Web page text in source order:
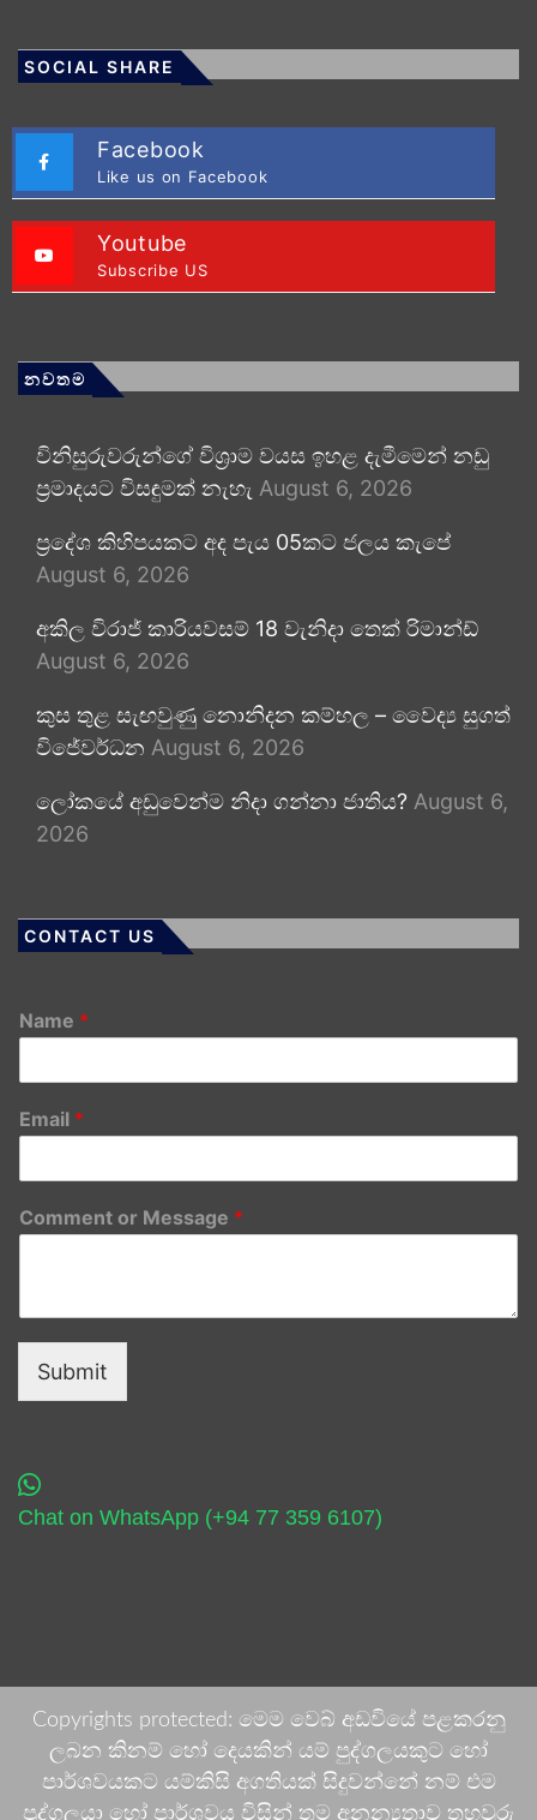
SOCIAL SHARE
Facebook
Like us on Facebook
Youtube
Subscribe US
නවතම
විනිසුරුවරුන්ගේ විශ්‍රාම වයස ඉහළ දැමීමෙන් නඩු
ප්‍රමාදයට විසඳුමක් නැහැ August 6, 2026
ප්‍රදේශ කිහිපයකට අද පැය 05කට ජලය කැපේ
August 6, 2026
අකිල විරාජ් කාරියවසම් 18 වැනිදා තෙක් රිමාන්ඩ්
August 6, 2026
කුස තුළ සැඟවුණු නොනිදන කම්හල – වෛද්‍ය සුගත්
විජේවර්ධන August 6, 2026
ලෝකයේ අඩුවෙන්ම නිදා ගන්නා ජාතිය? August 6,
2026
CONTACT US
Name *
Email *
Comment or Message *
Submit
Chat on WhatsApp (+94 77 359 6107)
Copyrights protected: මෙම වෙබ් අඩවියේ පළකරනු
ලබන කිනම් හෝ දෙයකින් යම් පුද්ගලයකුට හෝ
පාර්ශවයකට යම්කිසි අගතියක් සිදුවන්නේ නම් එම
පුද්ගලයා හෝ පාර්ශවය විසින් තම අනන්‍යතාව තහවුරු